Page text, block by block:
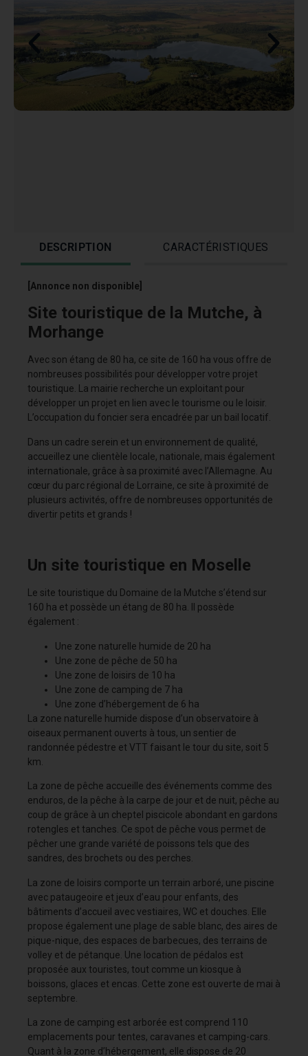
DESCRIPTION CARACTÉRISTIQUES
[Annonce non disponible]
Site touristique de la Mutche, à
Morhange
Avec son étang de 80 ha, ce site de 160 ha vous offre de
nombreuses possibilités pour développer votre projet
touristique. La mairie recherche un exploitant pour
développer un projet en lien avec le tourisme ou le loisir.
L’occupation du foncier sera encadrée par un bail locatif.
Dans un cadre serein et un environnement de qualité,
accueillez une clientèle locale, nationale, mais également
internationale, grâce à sa proximité avec l’Allemagne. Au
cœur du parc régional de Lorraine, ce site à proximité de
plusieurs activités, offre de nombreuses opportunités de
divertir petits et grands !
Un site touristique en Moselle
Le site touristique du Domaine de la Mutche s’étend sur
160 ha et possède un étang de 80 ha. Il possède
également :
Une zone naturelle humide de 20 ha
Une zone de pêche de 50 ha
Une zone de loisirs de 10 ha
Une zone de camping de 7 ha
Une zone d’hébergement de 6 ha
La zone naturelle humide dispose d’un observatoire à
oiseaux permanent ouverts à tous, un sentier de
randonnée pédestre et VTT faisant le tour du site, soit 5
km.
La zone de pêche accueille des événements comme des
enduros, de la pêche à la carpe de jour et de nuit, pêche au
coup de grâce à un cheptel piscicole abondant en gardons
rotengles et tanches. Ce spot de pêche vous permet de
pêcher une grande variété de poissons tels que des
sandres, des brochets ou des perches.
La zone de loisirs comporte un terrain arboré, une piscine
avec pataugeoire et jeux d’eau pour enfants, des
bâtiments d’accueil avec vestiaires, WC et douches. Elle
propose également une plage de sable blanc, des aires de
pique-nique, des espaces de barbecues, des terrains de
volley et de pétanque. Une location de pédalos est
proposée aux touristes, tout comme un kiosque à
boissons, glaces et encas. Cette zone est ouverte de mai à
septembre.
La zone de camping est arborée est comprend 110
emplacements pour tentes, caravanes et camping-cars.
Quant à la zone d’hébergement, elle dispose de 20